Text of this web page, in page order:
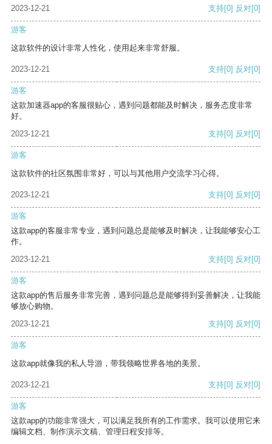
2023-12-21 支持[0] 反对[0]
游客
这款软件的设计非常人性化，使用起来非常舒服。
2023-12-21 支持[0] 反对[0]
游客
这款加速器app的客服很贴心，遇到问题都能及时解决，服务态度非常
好。
2023-12-21
支持[0] 反对[0]
游客
这款软件的社区氛围非常好，可以与其他用户交流学习心得。
2023-12-21 支持[0] 反对[0]
游客
这款app的客服非常专业，遇到问题总是能够及时解决，让我能够安心工
作。
2023-12-21
支持[0] 反对[0]
游客
这款app的售后服务非常完善，遇到问题总是能够得到妥善解决，让我能
够放心购物。
2023-12-21
支持[0] 反对[0]
游客
这款app就像我的私人导游，带我领略世界各地的美景。
2023-12-21 支持[0] 反对[0]
游客
这款app的功能非常强大，可以满足我所有的工作需求。我可以使用它来
编辑文档、制作演示文稿、管理日程安排等。